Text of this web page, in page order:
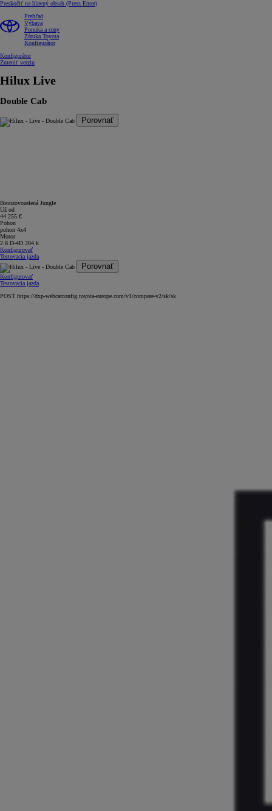
Preskočiť na hlavný obsah (Press Enter)
Prehľad
Výbava
Ponuka a ceny
Záruka Toyota
Konfigurátor
Konfigurátor
Zmeniť verziu
Hilux Live
Double Cab
Porovnať
Bronzovozelená Jungle
Už od
44 255 €
Pohon
pohon 4x4
Motor
2.8 D-4D 204 k
Konfigurovať
Testovacia jazda
Porovnať
Konfigurovať
Testovacia jazda
POST https://dxp-webcarconfig.toyota-europe.com/v1/compare-v2/sk/sk